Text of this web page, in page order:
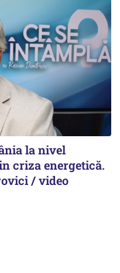
la nivel
criza energetică.
/ video